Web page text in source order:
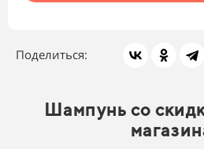
Поделиться:
Шампунь со